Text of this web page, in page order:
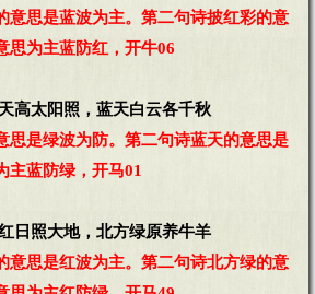
意思是蓝波为主。第二句诗披红彩的意
思为主蓝防红，开牛06
高太阳照，蓝天白云各千秋
思是绿波为防。第二句诗蓝天的意思是
主蓝防绿，开马01
日照大地，北方绿原养牛羊
意思是红波为主。第二句诗北方绿的意